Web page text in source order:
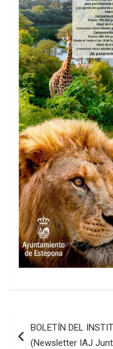
de
BOLETÍN DEL
(Newsletter IAJ